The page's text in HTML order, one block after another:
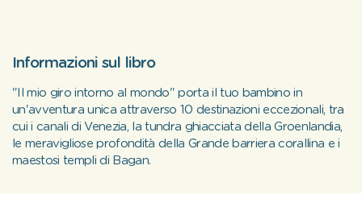
Informazioni sul libro
"Il mio giro intorno al mondo" porta il tuo bambino in
un'avventura unica attraverso 10 destinazioni eccezionali, tra
cui i canali di Venezia, la tundra ghiacciata della Groenlandia,
le meravigliose profondità della Grande barriera corallina e i
maestosi templi di Bagan.